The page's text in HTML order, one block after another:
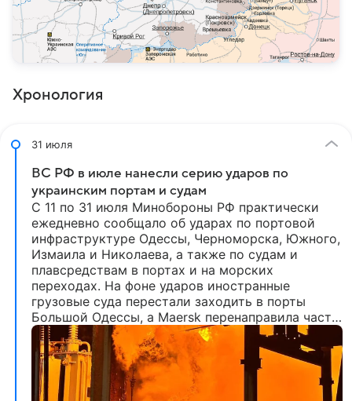
Хронология
31 июля
ВС РФ в июле нанесли серию ударов по
украинским портам и судам
С 11 по 31 июля Минобороны РФ практически
ежедневно сообщало об ударах по портовой
инфраструктуре Одессы, Черноморска, Южного,
Измаила и Николаева, а также по судам и
плавсредствам в портах и на морских
переходах. На фоне ударов иностранные
грузовые суда перестали заходить в порты
Большой Одессы, а Maersk перенаправила часть
грузов через Румынию.